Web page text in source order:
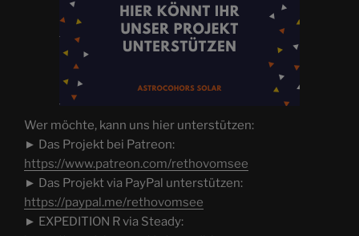
Wer möchte, kann uns hier unterstützen:
► Das Projekt bei Patreon:
https://www.patreon.com/rethovomsee
► Das Projekt via PayPal unterstützen:
https://paypal.me/rethovomsee
► EXPEDITION R via Steady: